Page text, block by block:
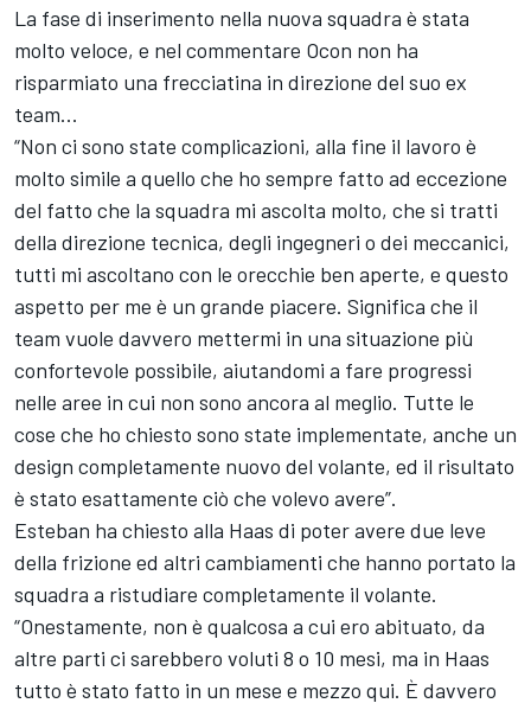
La fase di inserimento nella nuova squadra è stata
molto veloce, e nel commentare Ocon non ha
risparmiato una frecciatina in direzione del suo ex
team...
“Non ci sono state complicazioni, alla fine il lavoro è
molto simile a quello che ho sempre fatto ad eccezione
del fatto che la squadra mi ascolta molto, che si tratti
della direzione tecnica, degli ingegneri o dei meccanici,
tutti mi ascoltano con le orecchie ben aperte, e questo
aspetto per me è un grande piacere. Significa che il
team vuole davvero mettermi in una situazione più
confortevole possibile, aiutandomi a fare progressi
nelle aree in cui non sono ancora al meglio. Tutte le
cose che ho chiesto sono state implementate, anche un
design completamente nuovo del volante, ed il risultato
è stato esattamente ciò che volevo avere”.
Esteban ha chiesto alla Haas di poter avere due leve
della frizione ed altri cambiamenti che hanno portato la
squadra a ristudiare completamente il volante.
“Onestamente, non è qualcosa a cui ero abituato, da
altre parti ci sarebbero voluti 8 o 10 mesi, ma in Haas
tutto è stato fatto in un mese e mezzo qui. È davvero